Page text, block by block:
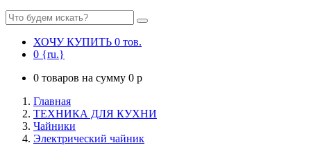
ХОЧУ КУПИТЬ 0 тов.
0 {ru.}
0 товаров на сумму 0 p
Главная
ТЕХНИКА ДЛЯ КУХНИ
Чайники
Электрический чайник